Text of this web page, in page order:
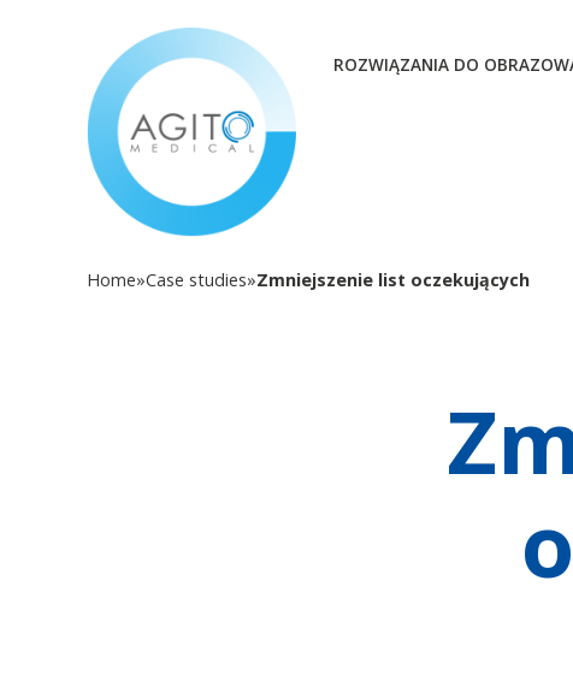
ROZWIĄZANIA DO
Home»Case studies»Zmniejszenie list oczekujących